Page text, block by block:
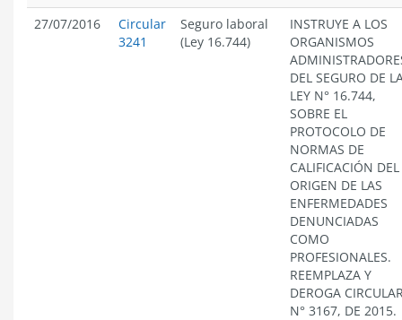
27/07/2016
Circular
3241
Seguro laboral
(Ley 16.744)
INSTRUYE A LOS
ORGANISMOS
DEL SEGURO DE
LEY N° 16.744,
SOBRE EL
PROTOCOLO DE
NORMAS DE
CALIFICACIÓN DEL
ORIGEN DE LAS
ENFERMEDADES
DENUNCIADAS
COMO
PROFESIONALES.
REEMPLAZA Y
DEROGA
N° 3167, DE 2015.